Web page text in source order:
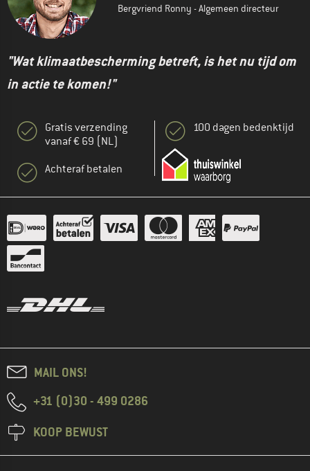
Bergvriend Ronny - Algemeen directeur
"Wat klimaatbescherming betreft, is het nu tijd om
in actie te komen!"
Gratis verzending
vanaf € 69 (NL)
Achteraf betalen
100 dagen bedenktijd
MAIL ONS!
+31 (0)30 - 499 0286
KOOP BEWUST